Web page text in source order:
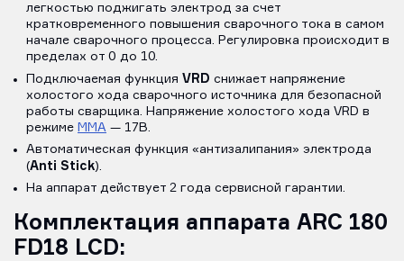
легкостью поджигать электрод за счет
кратковременного повышения сварочного тока в самом
начале сварочного процесса. Регулировка происходит в
пределах от 0 до 10.
Подключаемая функция VRD снижает напряжение
холостого хода сварочного источника для безопасной
работы сварщика. Напряжение холостого хода VRD в
режиме MMA — 17В.
Автоматическая функция «антизалипания» электрода
(Anti Stick).
На аппарат действует 2 года сервисной гарантии.
Комплектация аппарата ARC 180
FD18 LCD: